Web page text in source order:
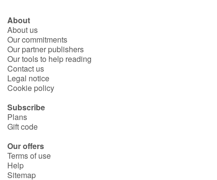
About
About us
Our commitments
Our partner publishers
Our tools to help reading
Contact us
Legal notice
Cookie policy
Subscribe
Plans
Gift code
Our offers
Terms of use
Help
Sitemap